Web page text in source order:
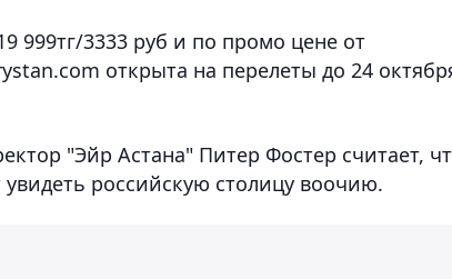
999тг/3333 руб и по промо цене от
открыта на перелеты до 24
"Эйр Астана" Питер Фостер считает,
российскую столицу воочию.